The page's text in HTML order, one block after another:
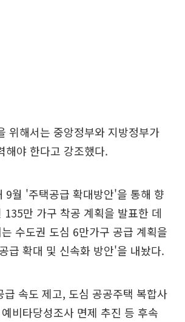
위해서는 중앙정부와 지방정부가
해야 한다고 강조했다.
9월 '주택공급 확대방안'을 통해 향
135만 가구 착공 계획을 발표한 데
수도권 도심 6만가구 공급 계획을
급 확대 및 신속화 방안'을 내놨다.
급 속도 제고, 도심 공공주택 복합사
비타당성조사 면제 추진 등 후속